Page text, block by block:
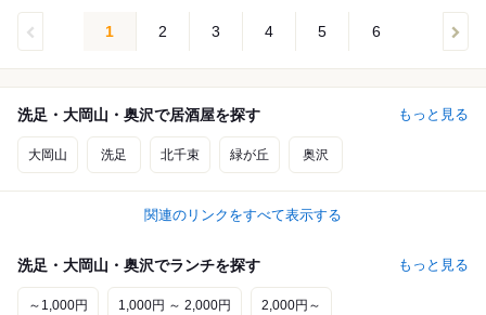
1 2 3 4 5 6
洗足・大岡山・奥沢で居酒屋を探す もっと見る
大岡山 洗足 北千束 緑が丘 奥沢
関連のリンクをすべて表示する
洗足・大岡山・奥沢でランチを探す もっと見る
～1,000円 1,000円 ～ 2,000円 2,000円～